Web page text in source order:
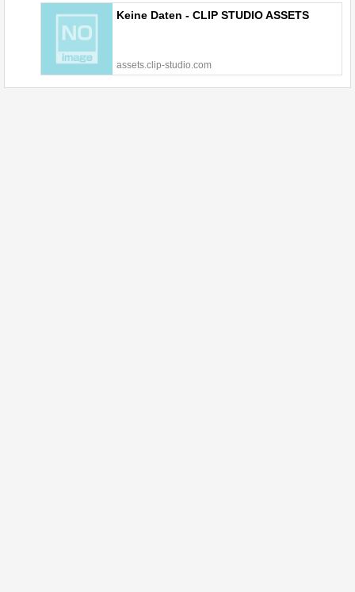
Keine Daten - CLIP STUDIO ASSETS
assets.clip-studio.com